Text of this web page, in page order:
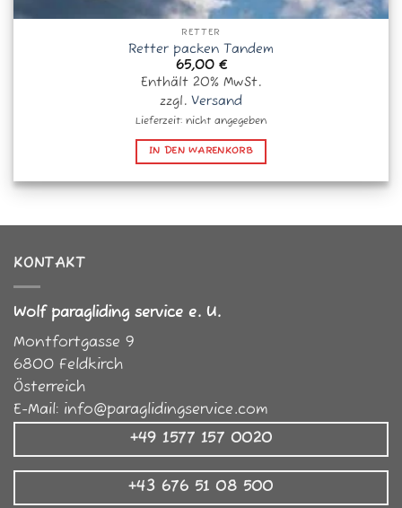
RETTER
Retter packen Tandem
65,00 €
Enthält 20% MwSt.
zzgl. Versand
Lieferzeit: nicht angegeben
IN DEN WARENKORB
KONTAKT
Wolf paragliding service e. U.
Montfortgasse 9
6800 Feldkirch
Österreich
E-Mail: info@paraglidingservice.com
+49 1577 157 0020
+43 676 51 08 500